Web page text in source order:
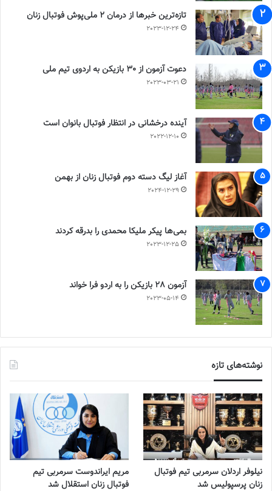
تازه‌ترین خبرها از درمان ۲ ملی‌پوش فوتبال زنان
2023-12-24
دعوت آزمون از 30 بازیکن به اردوی تیم ملی
2023-03-21
آینده درخشانی در انتظار فوتبال بانوان است
2022-12-10
آغاز لیگ دسته دوم فوتبال زنان از بهمن
2024-12-29
بمی‌ها پیکر ملیکا محمدی را بدرقه کردند
2023-12-25
آزمون 28 بازیکن را به اردو فرا خواند
2023-05-14
نوشته‌های تازه
نیلوفر اردلان سرمربی تیم فوتبال
زنان پرسپولیس شد
مریم ایراندوست سرمربی تیم
فوتبال زنان استقلال شد